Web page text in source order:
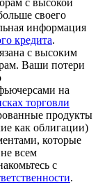
своего
информация
кредита.
с высоким
Ваши потери
на
торговли
продукты
как облигации)
которые
всем
с
.